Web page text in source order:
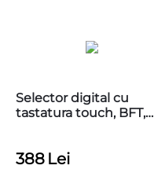
Selector digital cu
tastatura touch, BFT,
388 Lei